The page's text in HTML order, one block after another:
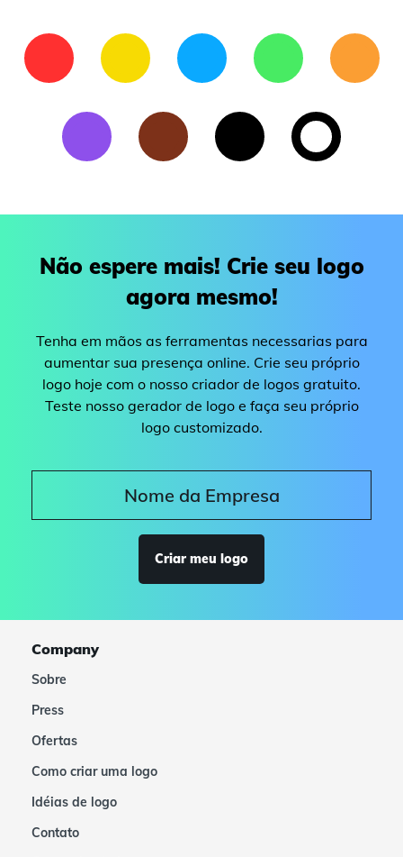
Não espere mais! Crie seu logo
agora mesmo!
Tenha em mãos as ferramentas necessarias para
aumentar sua presença online. Crie seu próprio
logo hoje com o nosso criador de logos gratuito.
Teste nosso gerador de logo e faça seu próprio
logo customizado.
Criar meu logo
Company
Sobre
Press
Ofertas
Como criar uma logo
Idéias de logo
Contato